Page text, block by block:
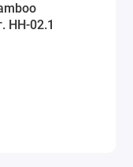
НН-02.1